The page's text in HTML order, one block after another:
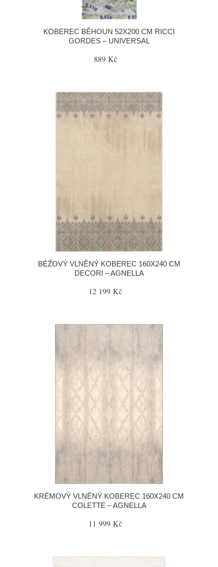
KOBEREC BĚHOUN 52X200 CM RICCI
GORDES – UNIVERSAL
889 Kč
BÉŽOVÝ VLNĚNÝ KOBEREC 160X240 CM
DECORI – AGNELLA
12 199 Kč
KRÉMOVÝ VLNĚNÝ KOBEREC 160X240 CM
COLETTE – AGNELLA
11 999 Kč